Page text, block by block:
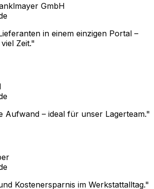
GmbH
in einem einzigen Portal –
Zeit."
Aufwand – ideal für unser Lagerteam."
Kostenersparnis im Werkstattalltag."